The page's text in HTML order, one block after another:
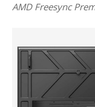
AMD Freesync